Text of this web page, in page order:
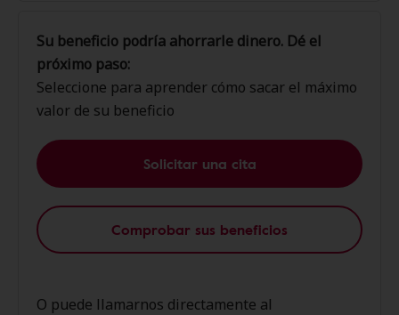
Su beneficio podría ahorrarle dinero. Dé el
próximo paso:
Seleccione para aprender cómo sacar el máximo
valor de su beneficio
Solicitar una cita
Comprobar sus beneficios
O puede llamarnos directamente al